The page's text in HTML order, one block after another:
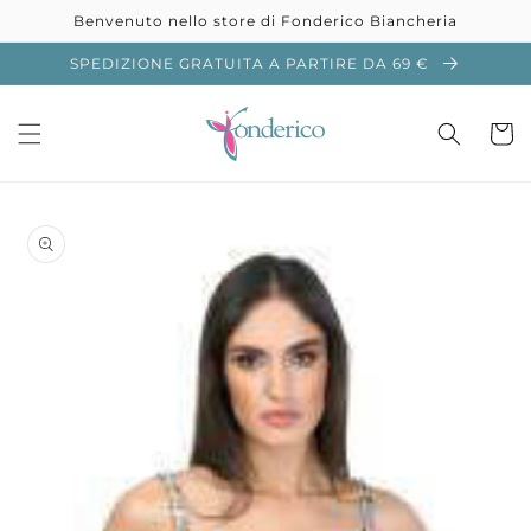
direttamente
ai contenuti
Benvenuto nello store di Fonderico Biancheria
SPEDIZIONE GRATUITA A PARTIRE DA 69 €
Passa alle
informazioni
sul prodotto